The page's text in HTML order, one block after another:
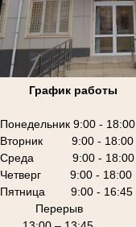
График работы
Понедельник 9:00 - 18:00
Вторник 9:00 - 18:00
Среда 9:00 - 18:00
Четверг 9:00 - 18:00
Пятница 9:00 - 16:45
Перерыв